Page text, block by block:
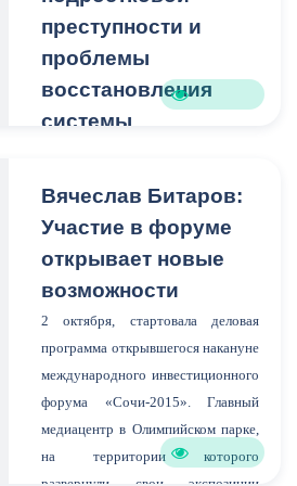
преступности и
проблемы
восстановления
системы
Российской Федерации генерал-
полковни к полиции Владимир
Колокольцев принял участие в
заседании Общественного совета
при МВД России, прошедшем в
режиме видеоконференции, на
котором обсуждались вопросы
профилактики подростковой
преступности и организации
оказания специализированной
помощи гражданам, оказавшимся
Вячеслав Битаров:
Участие в форуме
открывает новые
возможности
2 октября, стартовала деловая
программа открывшегося накануне
международного инвестиционного
форума «Сочи-2015». Главный
медиацентр в Олимпийском парке,
на территории которого